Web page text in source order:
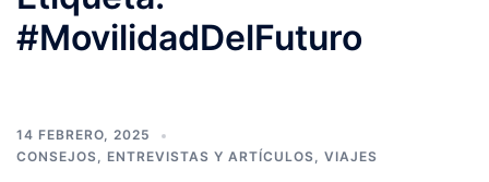
#MovilidadDelFuturo
14 FEBRERO, 2025
CONSEJOS, ENTREVISTAS Y ARTÍCULOS, VIAJES